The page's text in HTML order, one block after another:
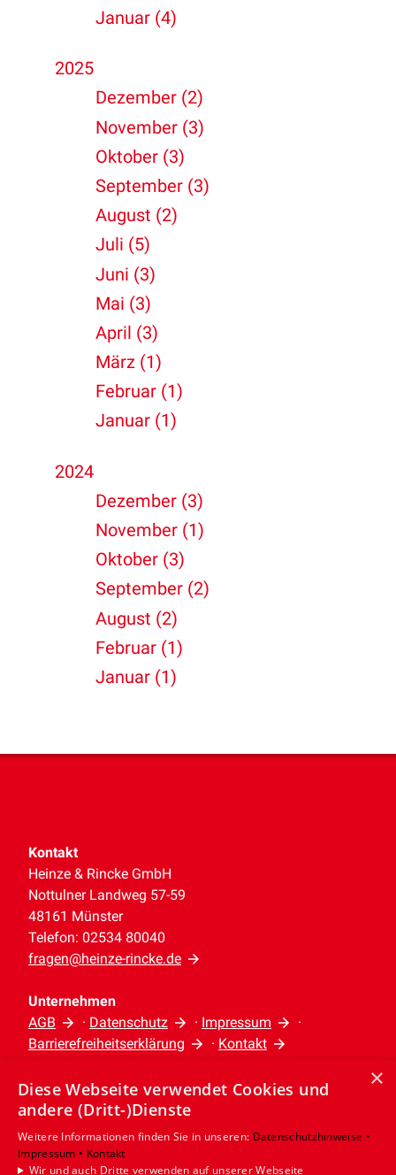
Januar (4)
2025
Dezember (2)
November (3)
Oktober (3)
September (3)
August (2)
Juli (5)
Juni (3)
Mai (3)
April (3)
März (1)
Februar (1)
Januar (1)
2024
Dezember (3)
November (1)
Oktober (3)
September (2)
August (2)
Februar (1)
Januar (1)
Kontakt
Heinze & Rincke GmbH
Nottulner Landweg 57-59
48161 Münster
Telefon: 02534 80040
fragen@heinze-rincke.de
Unternehmen
AGB
· Datenschutz · Impressum
·
Barrierefreiheitserklärung
· Kontakt
Leistungen
Privatkunden
Gewerbekunden
Karriere
×
Diese Webseite verwendet Cookies und
andere (Dritt-)Dienste
Weitere Informationen finden Sie in unseren: Datenschutzhinweise •
Impressum • Kontakt
Wir und auch Dritte verwenden auf unserer Webseite